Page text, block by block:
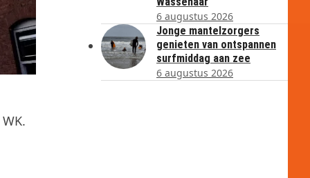
6 augustus 2026
Jonge mantelzorgers
genieten van ontspannen
surfmiddag aan zee
6 augustus 2026